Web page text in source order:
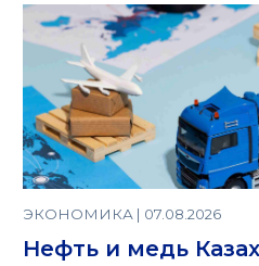
ЭКОНОМИКА | 07.08.2026
Нефть и медь